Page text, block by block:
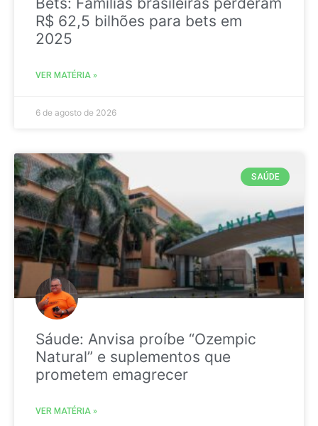
R$ 62,5 bilhões para bets em
2025
VER MATÉRIA »
6 de agosto de 2026
SAÚDE
Sáude: Anvisa proíbe “Ozempic
Natural” e suplementos que
prometem emagrecer
VER MATÉRIA »